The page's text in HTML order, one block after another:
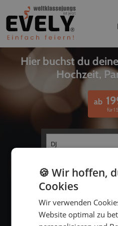
Hier buchst du
Hochzeit,
ab
für 1
bis
🍪 Wir hoffen,
Cookies
Wir verwenden
Website optimal zu